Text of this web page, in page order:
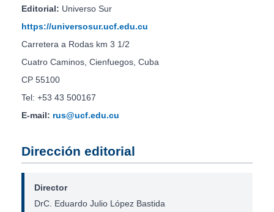
Editorial: Universo Sur
https://universosur.ucf.edu.cu
Carretera a Rodas km 3 1/2
Cuatro Caminos, Cienfuegos, Cuba
CP 55100
Tel: +53 43 500167
E-mail: rus@ucf.edu.cu
Dirección editorial
Director
DrC. Eduardo Julio López Bastida